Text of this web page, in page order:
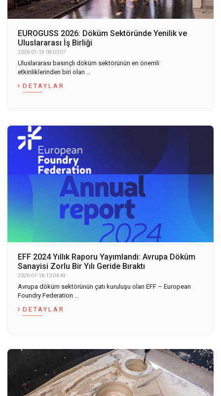
EUROGUSS 2026: Döküm Sektöründe Yenilik ve
Uluslararası İş Birliği
2026-01-19 09:03:07
Uluslararası basınçlı döküm sektörünün en önemli
etkinliklerinden biri olan ...
DETAYLAR
EFF 2024 Yıllık Raporu Yayımlandı: Avrupa Döküm
Sanayisi Zorlu Bir Yılı Geride Bıraktı
2026-01-16 13:04:49
Avrupa döküm sektörünün çatı kuruluşu olan EFF – European
Foundry Federation ...
DETAYLAR